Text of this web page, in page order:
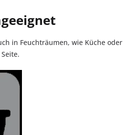
in Feuchträumen, wie Küche oder